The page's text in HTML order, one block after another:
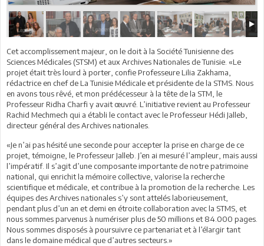
Cet accomplissement majeur, on le doit à la Société Tunisienne des
Sciences Médicales (STSM) et aux Archives Nationales de Tunisie. «Le
projet était très lourd à porter, confie Professeure Lilia Zakhama,
rédactrice en chef de La Tunisie Médicale et présidente de la STMS. Nous
en avons tous rêvé, et mon prédécesseur à la tête de la STM, le
Professeur Ridha Charfi y avait œuvré. L’initiative revient au Professeur
Rachid Mechmech qui a établi le contact avec le Professeur Hédi Jalleb,
directeur général des Archives nationales.
«Je n’ai pas hésité une seconde pour accepter la prise en charge de ce
projet, témoigne, le Professeur Jalleb. J’en ai mesuré l’ampleur, mais aussi
l’impératif. Il s’agit d’une composante importante de notre patrimoine
national, qui enrichit la mémoire collective, valorise la recherche
scientifique et médicale, et contribue à la promotion de la recherche. Les
équipes des Archives nationales s’y sont attelés laborieusement,
pendant plus d’un an et demi en étroite collaboration avec la STMS, et
nous sommes parvenus à numériser plus de 50 millions et 84.000 pages.
Nous sommes disposés à poursuivre ce partenariat et à l’élargir tant
dans le domaine médical que d’autres secteurs.»